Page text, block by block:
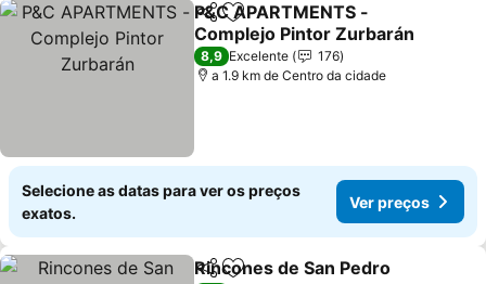
PartilharAdicionar aos favoritos
P&C APARTMENTS -
Complejo Pintor Zurbarán
Ver preços
8,9 Excelente
176
a 1.9 km de Centro da cidade
Selecione as datas para ver os preços
exatos.
Ver preços
PartilharAdicionar aos favoritos
Rincones de San Pedro